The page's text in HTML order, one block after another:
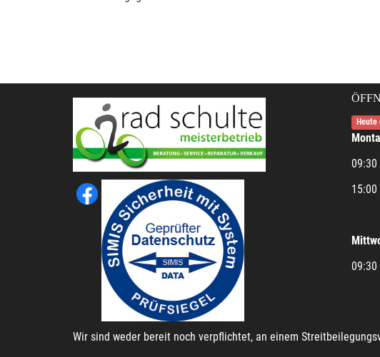
Heute
09:30
15:00
09:30
Wir sind weder bereit noch verpflichtet, an einem